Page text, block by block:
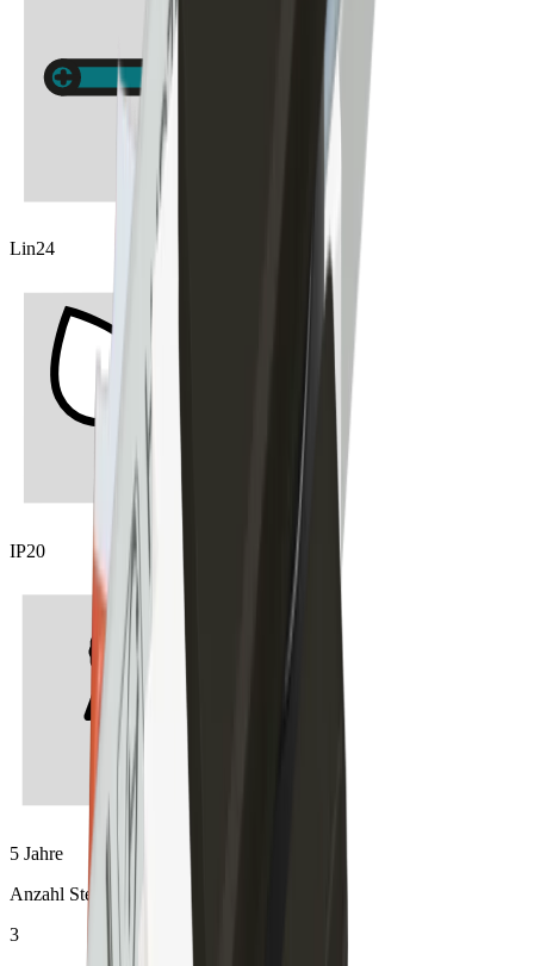
Lin24
IP20
5 Jahre
Anzahl Steckplätze (Sensoren)
3